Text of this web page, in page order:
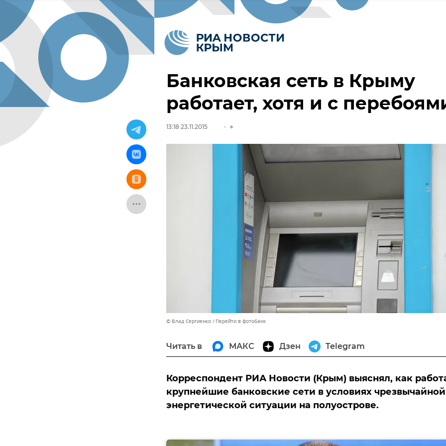
Банковская сеть в Крыму
работает, хотя и с
13:18 23.11.2015
© Влад Сергиенко Перейти в фотобанк
Читать в МАКС Дзен Telegram
Корреспондент РИА Новости (Крым) выяснял, как
крупнейшие банковские сети в условиях чрезвычайной
энергетической ситуации на полуострове.